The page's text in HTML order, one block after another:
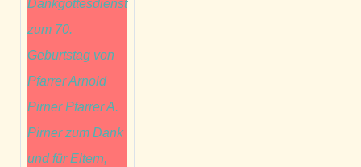
Dankgottesdienst
zum 70.
Geburtstag von
Pfarrer Arnold
Pirner Pfarrer A.
Pirner zum Dank
und für Eltern,